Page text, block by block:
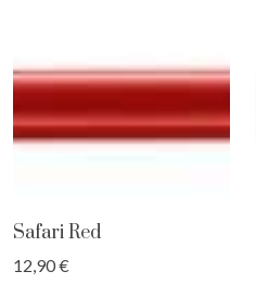
Safari Red
12,90 €